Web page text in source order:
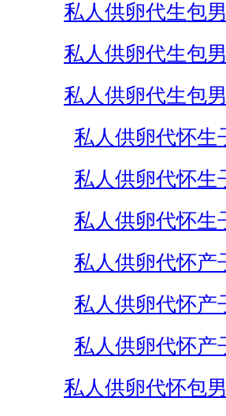
私人供卵代生包
私人供卵代生包
私人供卵代生包
私人供卵代怀生
私人供卵代怀生
私人供卵代怀生
私人供卵代怀产
私人供卵代怀产
私人供卵代怀产
私人供卵代怀包